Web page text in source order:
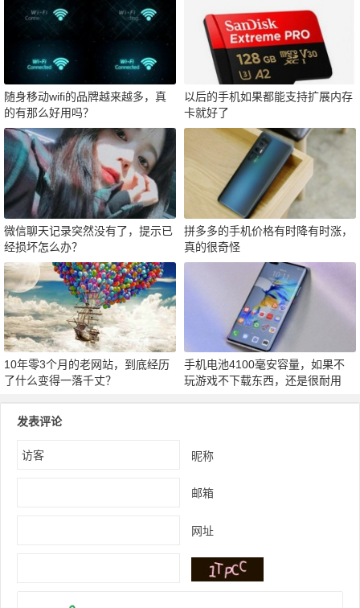
随身移动wifi的品牌越来越多，真
的有那么好用吗？
以后的手机如果都能支持扩展内存
卡就好了
微信聊天记录突然没有了，提示已
经损坏怎么办？
拼多多的手机价格有时降有时涨，
真的很奇怪
10年零3个月的老网站，到底经历
了什么变得一落千丈？
手机电池4100毫安容量，如果不
玩游戏不下载东西，还是很耐用
发表评论
昵称
邮箱
网址